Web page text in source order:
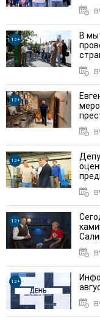
В
12+
12+
12+
12+
12+